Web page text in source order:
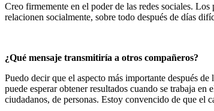
Creo firmemente en el poder de las redes sociales.
relacionen socialmente, sobre todo después de días
¿Qué mensaje transmitiría a otros compañeros?
Puedo decir que el aspecto más importante después
puede esperar obtener resultados cuando se trabaja
ciudadanos, de personas. Estoy convencido de que el